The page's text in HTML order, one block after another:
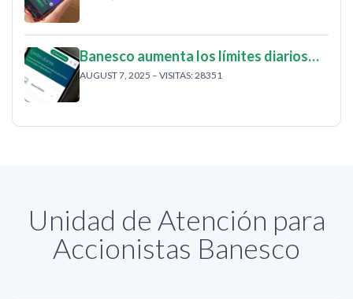
Banesco aumenta los límites diarios…
AUGUST 7, 2025 – VISITAS: 28351
Unidad de Atención para
Accionistas Banesco